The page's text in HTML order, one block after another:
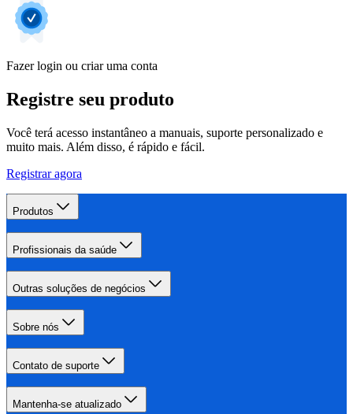
Fazer login ou criar uma conta
Registre seu produto
Você terá acesso instantâneo a manuais, suporte personalizado e
muito mais. Além disso, é rápido e fácil.
Registrar agora
Produtos
Profissionais da saúde
Outras soluções de negócios
Sobre nós
Contato de suporte
Mantenha-se atualizado